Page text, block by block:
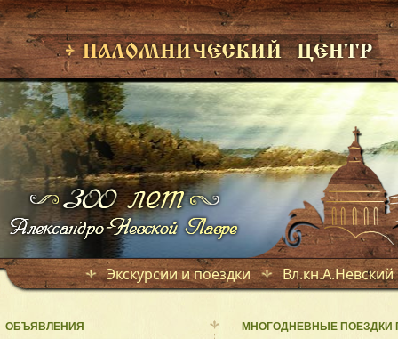
Экскурсии и поездки Вл.кн.А.Невский
ОБЪЯВЛЕНИЯ
МНОГОДНЕВНЫЕ ПОЕЗДКИ